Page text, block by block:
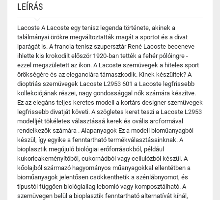
LEÍRÁS
Lacoste A Lacoste egy tenisz legenda története, akinek a
találmányai örökre megváltoztatták magát a sportot és a divat
iparágát is. A francia tenisz szupersztár René Lacoste beceneve
ihlette kis krokodilt először 1920-ban tették a fehér pólóingre -
ezzel megszületett az ikon. A Lacoste szemüvegek a hiteles sport
örökségére és az eleganciára támaszkodik. Kinek készültek? A
dioptriás szemüvegek Lacoste L2953 601 a Lacoste legfrissebb
kollekciójának részei, nagy gondossággal nők számára készítve.
Ez az elegáns teljes keretes modell a kortárs designer szemüvegek
legfrissebb divatját követi. A szögletes keret teszi a Lacoste L2953
modelljét tökéletes választássá kerek és ovális arcformával
rendelkezők számára . Alapanyagok Ez a modell bioműanyagból
készül, így egyike a fenntartható termékválasztásainknak. A
bioplasztik megújuló biológiai erőforrásokból, például
kukoricakeményítőből, cukornádból vagy cellulózból készül. A
kőolajból származó hagyományos műanyagokkal ellentétben a
bioműanyagok jelentősen csökkenthetik a szénlábnyomot, és
típustól függően biológiailag lebomló vagy komposztálható. A
szemüvegen belül a bioplasztik fenntartható alternatívát kínál,